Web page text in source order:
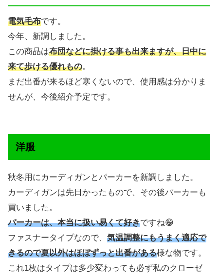
電気毛布です。
今年、新調しました。
この商品は布団などに掛ける事も出来ますが、日中に
来て歩ける優れもの。
まだ出番が来るほど寒くないので、使用感は分かりま
せんが、今後紹介予定です。
洋服
秋冬用にカーディガンとパーカーを新調しました。
カーディガンは先日かったもので、その後パーカーも
買いました。
パーカーは、本当に扱い易くて好きですね😁
ファスナータイプなので、 気温調整にもうまく適応で
きるので夏以外はほぼずっと出番がある様な物です。
これ1枚はタイプは多少変わっても必ず私のクローゼ